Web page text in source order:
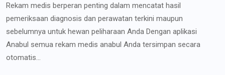
Rekam medis berperan penting dalam mencatat hasil
pemeriksaan diagnosis dan perawatan terkini maupun
sebelumnya untuk hewan peliharaan Anda Dengan aplikasi
Anabul semua rekam medis anabul Anda tersimpan secara
otomatis...